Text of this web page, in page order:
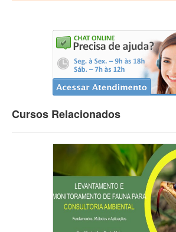
Cursos Relacionados